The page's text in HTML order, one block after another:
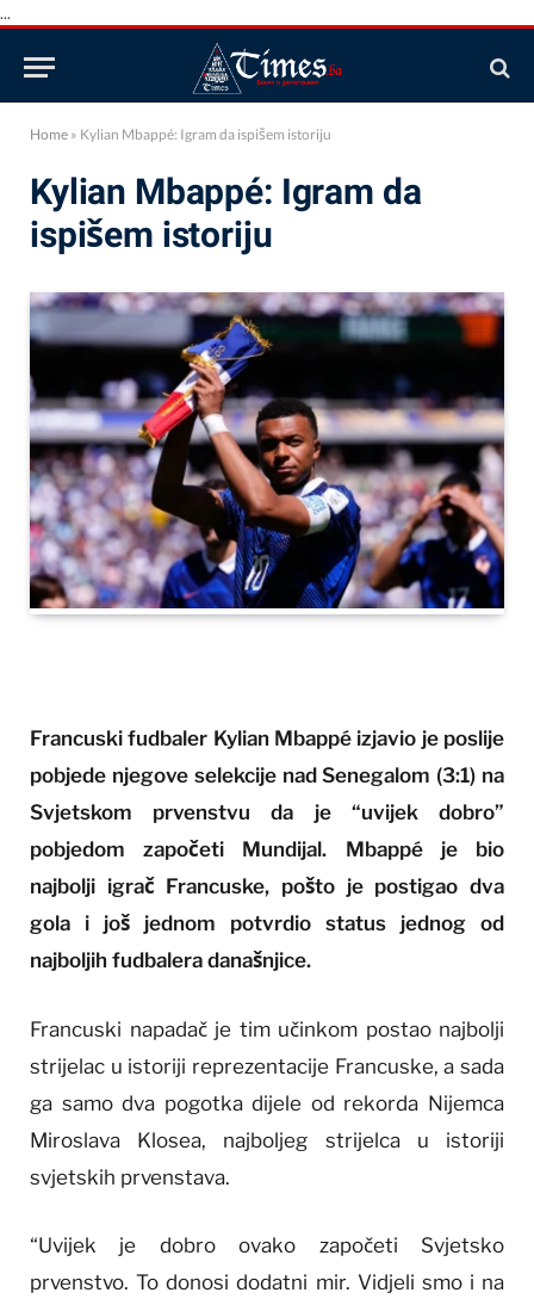
...
Home » Kylian Mbappé: Igram da ispišem istoriju
Kylian Mbappé: Igram da
ispišem istoriju
Francuski fudbaler Kylian Mbappé izjavio je poslije
pobjede njegove selekcije nad Senegalom (3:1) na
Svjetskom prvenstvu da je “uvijek dobro”
pobjedom započeti Mundijal. Mbappé je bio
najbolji igrač Francuske, pošto je postigao dva
gola i još jednom potvrdio status jednog od
najboljih fudbalera današnjice.
Francuski napadač je tim učinkom postao najbolji
strijelac u istoriji reprezentacije Francuske, a sada
ga samo dva pogotka dijele od rekorda Nijemca
Miroslava Klosea, najboljeg strijelca u istoriji
svjetskih prvenstava.
“Uvijek je dobro ovako započeti Svjetsko
prvenstvo. To donosi dodatni mir. Vidjeli smo i na